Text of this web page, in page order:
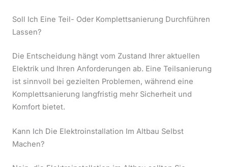
Soll Ich Eine Teil- Oder Komplettsanierung Durchführen
Lassen?
Die Entscheidung hängt vom Zustand Ihrer aktuellen
Elektrik und Ihren Anforderungen ab. Eine Teilsanierung
ist sinnvoll bei gezielten Problemen, während eine
Komplettsanierung langfristig mehr Sicherheit und
Komfort bietet.
Kann Ich Die Elektroinstallation Im Altbau Selbst
Machen?